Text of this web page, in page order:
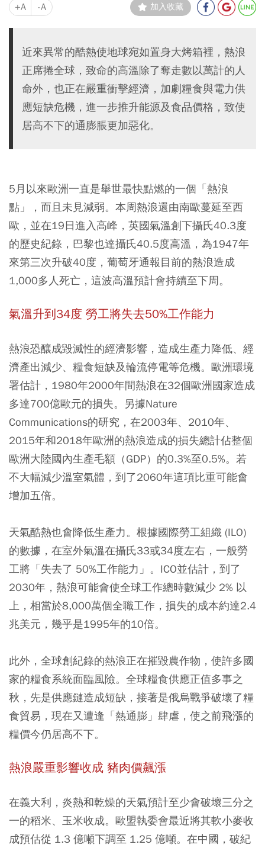
+A -A 加入收藏
近來異常的酷熱使地球宛如置身大烤箱裡，熱浪
正席捲全球，致命的高溫除了奪走數以萬計的人
命外，也正在嚴重衝擊經濟，加劇糧食與電力供
應短缺危機，進一步推升能源及食品價格，致使
居高不下的通膨脹更加惡化。
5月以來歐洲一直是舉世最快點燃的一個「熱浪
點」，而且未見減弱。本周熱浪還由南歐蔓延至西
歐，並在19日進入高峰，英國氣溫創下攝氏40.3度
的歷史紀錄，巴黎也達攝氏40.5度高溫，為1947年
來第三次升破40度，葡萄牙通報目前的熱浪造成
1,000多人死亡，這波高溫預計會持續至下周。
氣溫升到34度 勞工將失去50%工作能力
熱浪恐釀成毀滅性的經濟影響，造成生產力降低、經
濟產出減少、糧食短缺及輪流停電等危機。歐洲環境
署估計，1980年2000年間熱浪在32個歐洲國家造成
多達700億歐元的損失。另據Nature
Communications的研究，在2003年、2010年、
2015年和2018年歐洲的熱浪造成的損失總計佔整個
歐洲大陸國內生產毛額（GDP）的0.3%至0.5%。若
不大幅減少溫室氣體，到了2060年這項比重可能會
增加五倍。
天氣酷熱也會降低生產力。根據國際勞工組織 (ILO)
的數據，在室外氣溫在攝氏33或34度左右，一般勞
工將「失去了 50%工作能力」。ICO並估計，到了
2030年，熱浪可能會使全球工作總時數減少 2% 以
上，相當於8,000萬個全職工作，損失的成本約達2.4
兆美元，幾乎是1995年的10倍。
此外，全球創紀錄的熱浪正在摧毀農作物，使許多國
家的糧食系統面臨風險。全球糧食供應正值多事之
秋，先是供應鏈造成短缺，接著是俄烏戰爭破壞了糧
食貿易，現在又遭逢「熱通膨」肆虐，使之前飛漲的
糧價今仍居高不下。
熱浪嚴重影響收成 豬肉價飆漲
在義大利，炎熱和乾燥的天氣預計至少會破壞三分之
一的稻米、玉米收成。歐盟執委會最近將其軟小麥收
成預估從 1.3 億噸下調至 1.25 億噸。在中國，破紀